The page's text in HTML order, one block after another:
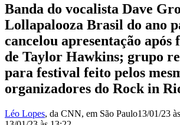
Banda do vocalista Dave
Lollapalooza Brasil do ano
cancelou apresentação após
de Taylor Hawkins; grupo
para festival feito pelos
organizadores do Rock in
Léo Lopes, da CNN, em São Paulo13/01/23